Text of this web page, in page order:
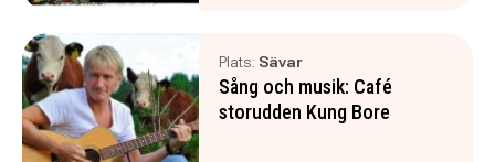
Plats: Sävar
Sång och musik: Café
storudden Kung Bore